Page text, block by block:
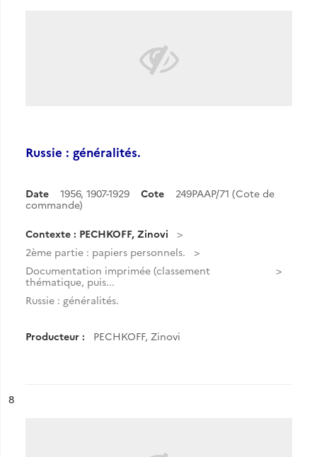
Russie : généralités.
Date 1956, 1907-1929 Cote
249PAAP/71 (Cote de
commande)
Contexte : PECHKOFF, Zinovi
2ème partie : papiers personnels.
Documentation imprimée (classement
thématique, puis...
Russie : généralités.
Producteur : PECHKOFF, Zinovi
n°
8